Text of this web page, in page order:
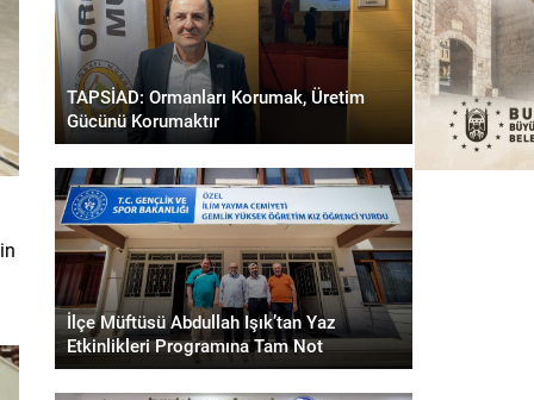
TAPSİAD: Ormanları Korumak, Üretim
Gücünü Korumaktır
İlçe Müftüsü Abdullah Işık’tan Yaz
Etkinlikleri Programına Tam Not